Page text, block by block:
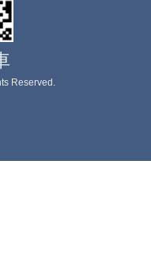
Reserved.